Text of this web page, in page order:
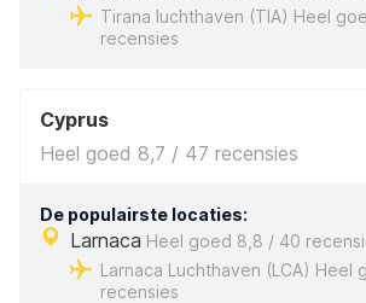
Tirana luchthaven (TIA) Heel
recensies
Cyprus
Heel goed 8,7 / 47 recensies
De populairste locaties:
Larnaca Heel goed 8,8 / 40
Larnaca Luchthaven (LCA) Heel
recensies